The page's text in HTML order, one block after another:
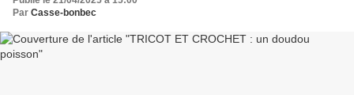
Par Casse-bonbec